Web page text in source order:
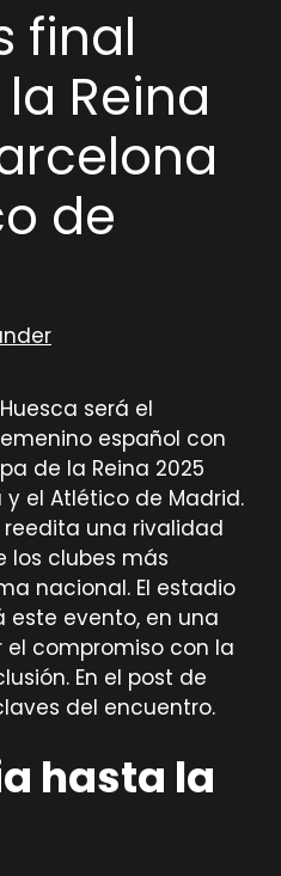
final
Reina
de
será el
español con
de la Reina 2025
y el Atlético de Madrid.
una rivalidad
los clubes más
nacional. El estadio
este evento, en una
compromiso con la
En el post de
del encuentro.
hasta la